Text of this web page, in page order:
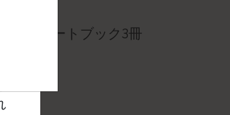
バーノートブック3冊